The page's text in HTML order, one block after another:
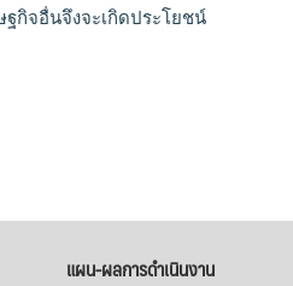
กิจอื่นจึงจะเกิดประโยชน์
แผน-ผลการดำเนินงาน